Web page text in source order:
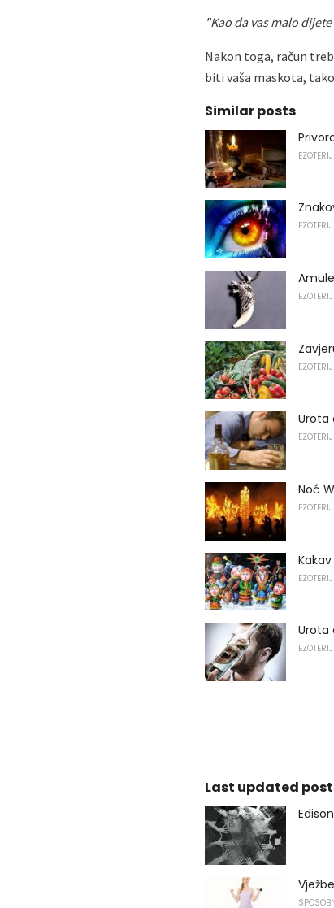
"Kao da vas malo
Nakon toga, račun
biti vaša maskota,
Similar posts
Urota
Noć
Urota
Last updated